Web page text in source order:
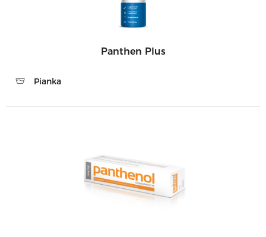
Panthen Plus
Pianka